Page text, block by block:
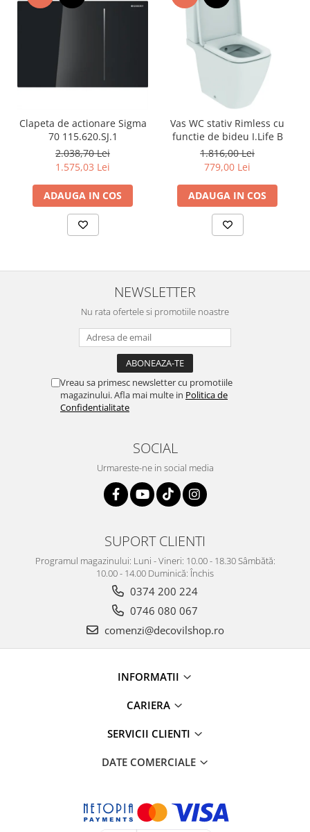
Clapeta de actionare Sigma
70 115.620.SJ.1
2.038,70 Lei
1.575,03 Lei
ADAUGA IN COS
Vas WC stativ Rimless cu
functie de bideu I.Life B
1.816,00 Lei
779,00 Lei
ADAUGA IN COS
NEWSLETTER
Nu rata ofertele si promotiile noastre
Vreau sa primesc newsletter cu promotiile
magazinului. Afla mai multe in Politica de
Confidentialitate
SOCIAL
Urmareste-ne in social media
SUPORT CLIENTI
Programul magazinului: Luni - Vineri: 10.00 - 18.30 Sâmbătă:
10.00 - 14.00 Duminică: Închis
0374 200 224
0746 080 067
comenzi@decovilshop.ro
INFORMATII
CARIERA
SERVICII CLIENTI
DATE COMERCIALE